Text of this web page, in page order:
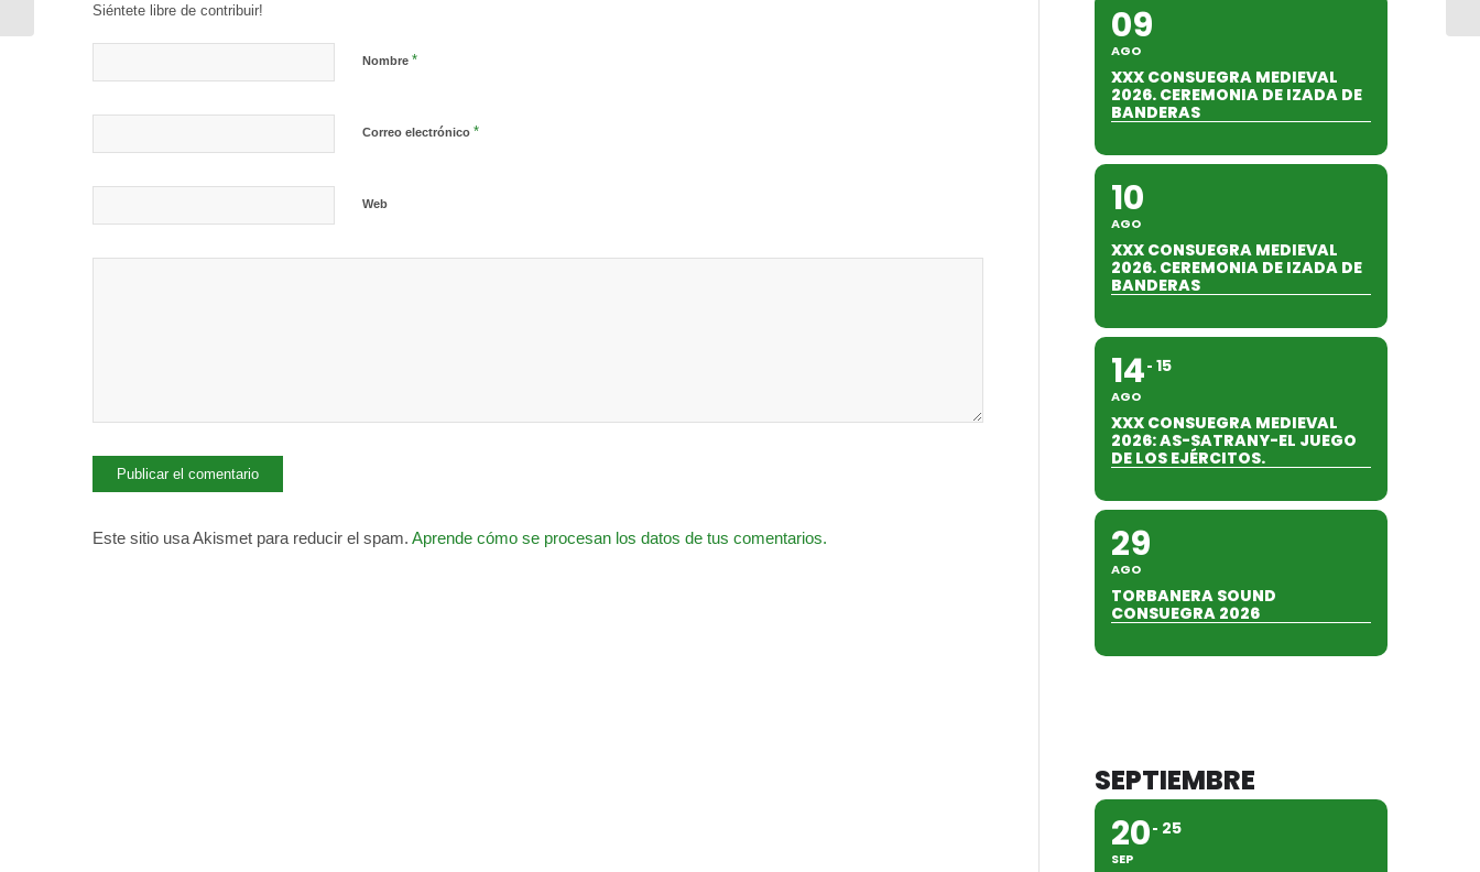
Siéntete libre de contribuir!
Nombre *
Correo electrónico *
Web
Este sitio usa Akismet para reducir el spam. Aprende cómo se procesan los datos de tus comentarios.
09
AGO
XXX CONSUEGRA MEDIEVAL
2026. CEREMONIA DE IZADA DE
BANDERAS
10
AGO
XXX CONSUEGRA MEDIEVAL
2026. CEREMONIA DE IZADA DE
BANDERAS
14
AGO
15
XXX CONSUEGRA MEDIEVAL
2026: AS-SATRANY-EL JUEGO
DE LOS EJÉRCITOS.
29
AGO
TORBANERA SOUND
CONSUEGRA 2026
SEPTIEMBRE
20
SEP
25